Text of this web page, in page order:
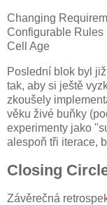
Changing
Configurable Rules
Cell Age
Poslední blok byl
tak, aby si ještě
zkoušely
věku živé buňky
experimenty jako
alespoň tři iterace,
Closing
Závěrečná